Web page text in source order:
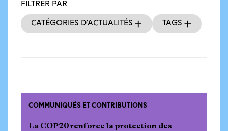
FILTRER PAR
Catégories d’actualités Tags
COMMUNIQUÉS ET CONTRIBUTIONS
La COP20 renforce la protection des